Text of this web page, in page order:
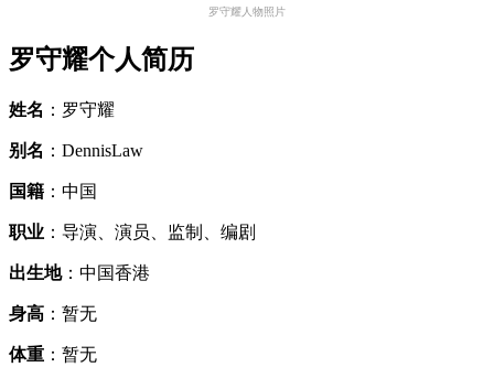
罗守耀人物照片
罗守耀个人简历
姓名 ：罗守耀
别名 ：DennisLaw
国籍 ：中国
职业 ：导演、演员、监制、编剧
出生地：中国香港
身高 ：暂无
体重 ：暂无